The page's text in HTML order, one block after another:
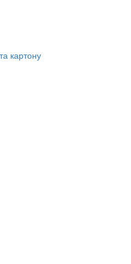
картону